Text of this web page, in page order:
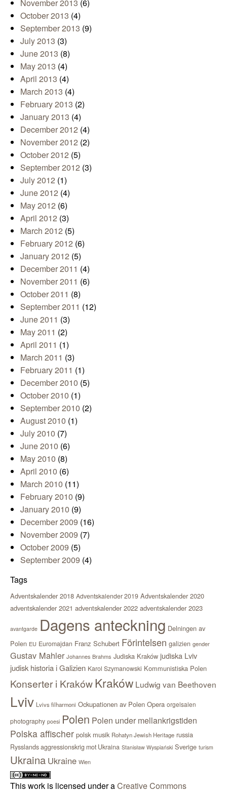
November 2013 (6)
October 2013 (4)
September 2013 (9)
July 2013 (3)
June 2013 (8)
May 2013 (4)
April 2013 (4)
March 2013 (4)
February 2013 (2)
January 2013 (4)
December 2012 (4)
November 2012 (2)
October 2012 (5)
September 2012 (3)
July 2012 (1)
June 2012 (4)
May 2012 (6)
April 2012 (3)
March 2012 (5)
February 2012 (6)
January 2012 (5)
December 2011 (4)
November 2011 (6)
October 2011 (8)
September 2011 (12)
June 2011 (3)
May 2011 (2)
April 2011 (1)
March 2011 (3)
February 2011 (1)
December 2010 (5)
October 2010 (1)
September 2010 (2)
August 2010 (1)
July 2010 (7)
June 2010 (6)
May 2010 (8)
April 2010 (6)
March 2010 (11)
February 2010 (9)
January 2010 (9)
December 2009 (16)
November 2009 (7)
October 2009 (5)
September 2009 (4)
Tags
Adventskalender 2018 Adventskalender 2019 Adventskalender 2020
adventskalender 2021 adventskalender 2022 adventskalender 2023
avantgarde Dagens anteckning Delningen av
Polen EU Euromajdan Franz Schubert Förintelsen galizien gender
Gustav Mahler Johannes Brahms Judiska Kraków judiska Lviv
judisk historia i Galizien Karol Szymanowski Kommunistiska Polen
Konserter i KrakówKraków Ludwig van Beethoven
Lviv Lvivs filharmoni Ockupationen av Polen Opera orgelsalen
photography poesi Polen Polen under mellankrigstiden
Polska affischer polsk musik Rohatyn Jewish Heritage russia
Rysslands aggressionskrig mot Ukraina Stanisław Wyspiański Sverige turism
Ukraina Ukraine Wien
This work is licensed under aCreative Commons